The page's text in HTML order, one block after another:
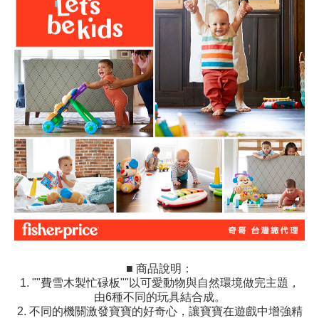
■ 商品說明：
1. ""費雪木製忙碌板""以可愛動物與自然環境做完主題，
由6種不同的玩具結合成。
2. 不同的機關激發寶寶的好奇心，讓寶寶在遊戲中增強精